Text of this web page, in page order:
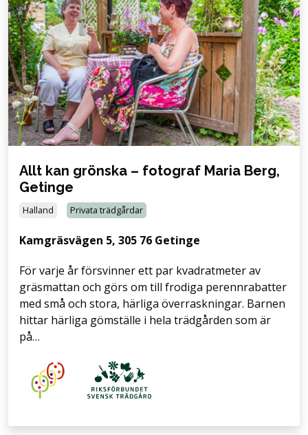
Allt kan grönska – fotograf Maria Berg,
Getinge
Halland Privata trädgårdar
Kamgräsvägen 5, 305 76 Getinge
För varje år försvinner ett par kvadratmeter av
gräsmattan och görs om till frodiga perennrabatter
med små och stora, härliga överraskningar. Barnen
hittar härliga gömställe i hela trädgården som är
på…